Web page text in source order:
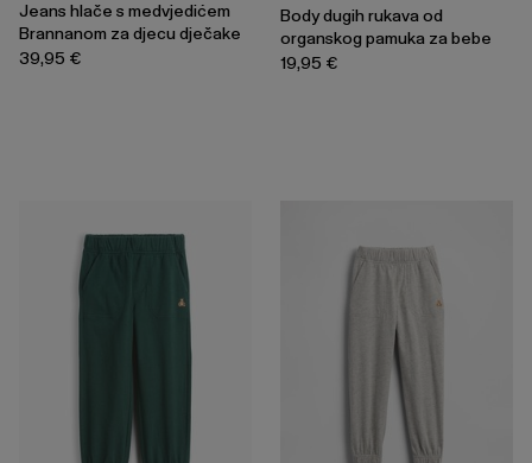
Jeans hlače s medvjedićem
Brannanom za djecu dječake
39,95 €
Body dugih rukava od
organskog pamuka za bebe
19,95 €